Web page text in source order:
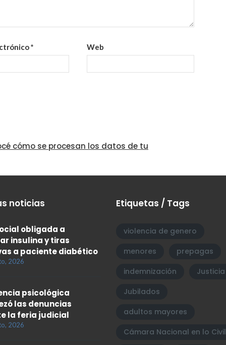
* Web
cómo se procesan los datos de tu
noticias
obligada a
insulina y tiras
a paciente diabético
2026
psicológica
las denuncias
la feria judicial
2026
Etiquetas / Tags
violencia de genero
menores
prepagas
indemnización
Justicia
Jubilados
adultos mayores
Cámara Nacional en lo Civil